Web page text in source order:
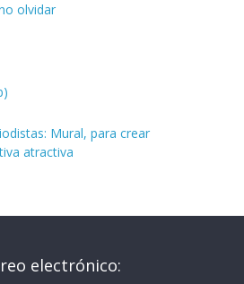
olvidar
Mural, para crear
atractiva
electrónico: